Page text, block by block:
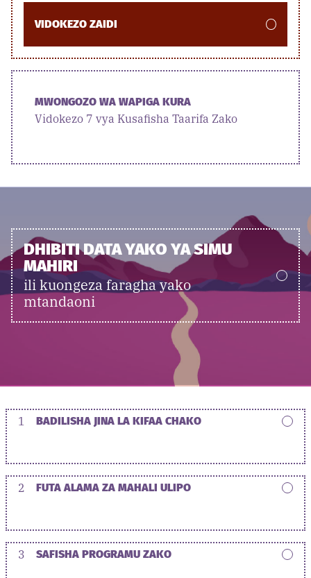
VIDOKEZO ZAIDI
MWONGOZO WA WAPIGA KURA
Vidokezo 7 vya Kusafisha Taarifa Zako
DHIBITI DATA YAKO YA SIMU
MAHIRI
ili kuongeza faragha yako
mtandaoni
1 BADILISHA JINA LA KIFAA CHAKO
2 FUTA ALAMA ZA MAHALI ULIPO
3 SAFISHA PROGRAMU ZAKO